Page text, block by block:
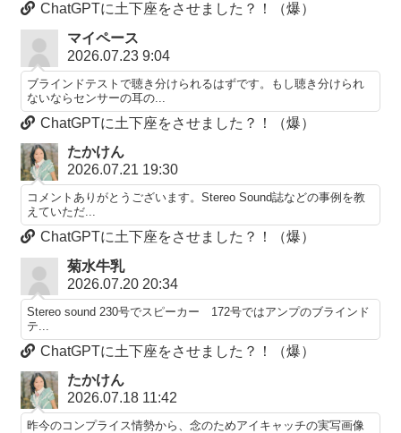
ChatGPTに土下座をさせました？！（爆）
マイペース
2026.07.23 9:04
ブラインドテストで聴き分けられるはずです。もし聴き分けられ
ないならセンサーの耳の...
ChatGPTに土下座をさせました？！（爆）
たかけん
2026.07.21 19:30
コメントありがとうございます。Stereo Sound誌などの事例を教
えていただ...
ChatGPTに土下座をさせました？！（爆）
菊水牛乳
2026.07.20 20:34
Stereo sound 230号でスピーカー 172号ではアンプのブラインド
テ...
ChatGPTに土下座をさせました？！（爆）
たかけん
2026.07.18 11:42
昨今のコンプライス情勢から、念のためアイキャッチの実写画像